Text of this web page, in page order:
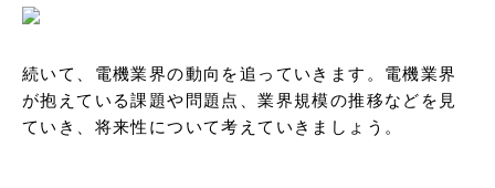
続いて、電機業界の動向を追っていきます。電機業界
が抱えている課題や問題点、業界規模の推移などを見
ていき、将来性について考えていきましょう。